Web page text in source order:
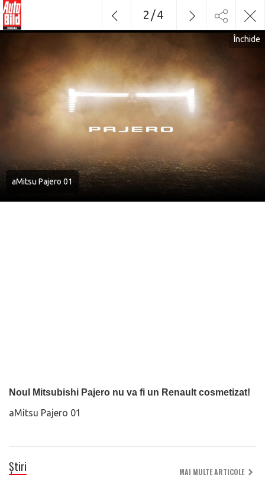
aMitsu Pajero 01
Noul Mitsubishi Pajero nu va fi un Renault cosmetizat!
aMitsu Pajero 01
Închide
2 /4
Știri MAI MULTE ARTICOLE